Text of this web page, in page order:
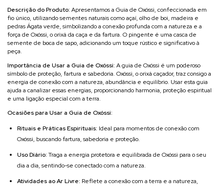
Descrição do Produto: Apresentamos a Guia de Oxóssi, confeccionada em
fio único, utilizando sementes naturais como açaí, olho de boi, madeira e
pedras Ágata verde, simbolizando a conexão profunda com a natureza e a
força de Oxóssi, o orixá da caça e da fartura. O pingente é uma casca de
semente de boca de sapo, adicionando um toque rústico e significativo à
peça.
Importância de Usar a Guia de Oxóssi: A guia de Oxóssi é um poderoso
símbolo de proteção, fartura e sabedoria. Oxóssi, o orixá caçador, traz consigo a
energia de conexão com a natureza, abundância e equilíbrio. Usar esta guia
ajuda a canalizar essas energias, proporcionando harmonia, proteção espiritual
e uma ligação especial com a terra.
Ocasiões para Usar a Guia de Oxóssi:
Rituais e Práticas Espirituais: Ideal para momentos de conexão com
Oxóssi, buscando fartura, sabedoria e proteção.
Uso Diário: Traga a energia protetora e equilibrada de Oxóssi para o seu
dia a dia, sentindo-se conectado com a natureza.
Atividades ao Ar Livre: Reflete a conexão com a terra e a natureza,